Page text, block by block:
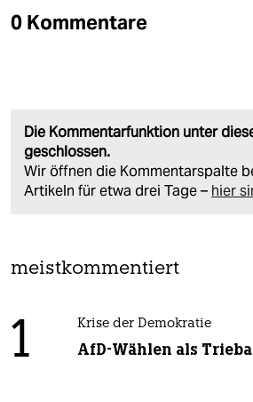
0 Kommentare
Die Kommentarfunktion unter
geschlossen.
Wir öffnen die Kommentarspalte
Artikeln für etwa drei Tage – hier
meistkommentiert
1 Krise der Demokratie
AfD-Wählen als